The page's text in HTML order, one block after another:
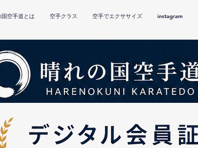
空手道とは 空手クラス 空手でエクササイズ instagram